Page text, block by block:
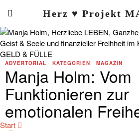
Herz ♥ Projekt
ADVERTORIAL · KATEGORIEN · MAGAZIN
Manja Holm: Vom
Funktionieren zur
emotionalen
Start